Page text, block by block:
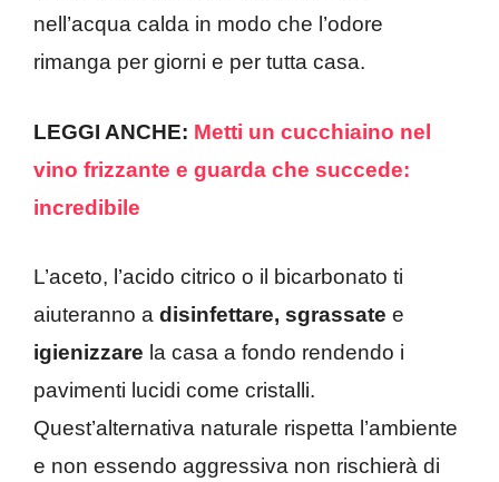
nell’acqua calda in modo che l’odore
rimanga per giorni e per tutta casa.
LEGGI ANCHE: Metti un cucchiaino nel
vino frizzante e guarda che succede:
incredibile
L’aceto, l’acido citrico o il bicarbonato ti
aiuteranno a disinfettare, sgrassate e
igienizzare la casa a fondo rendendo i
pavimenti lucidi come cristalli.
Quest’alternativa naturale rispetta l’ambiente
e non essendo aggressiva non rischierà di